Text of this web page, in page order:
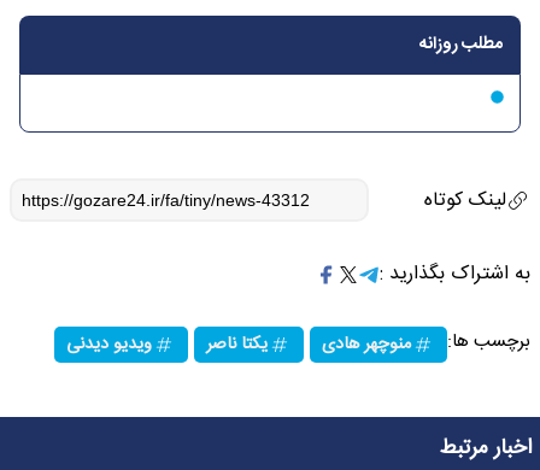
مطلب روزانه
لینک کوتاه
به اشتراک بگذارید :
برچسب ها: منوچهر هادی یکتا ناصر ویدیو دیدنی
اخبار مرتبط